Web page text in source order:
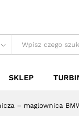
SKLEP
– maglownica